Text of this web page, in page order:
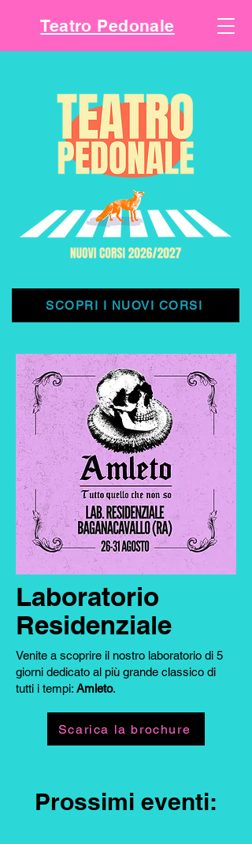
Teatro Pedonale
SCOPRI I NUOVI CORSI
Laboratorio
Residenziale
Venite a scoprire il nostro laboratorio di 5
giorni dedicato al più grande classico di
tutti i tempi: Amleto.
Scarica la brochure
Prossimi eventi: